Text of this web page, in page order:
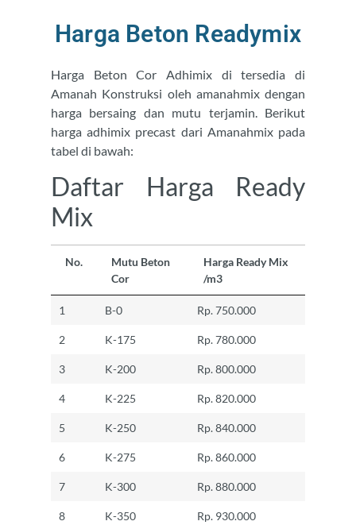
Harga Beton Readymix
Harga Beton Cor Adhimix di tersedia di
Amanah Konstruksi oleh amanahmix dengan
harga bersaing dan mutu terjamin. Berikut
harga adhimix precast dari Amanahmix pada
tabel di bawah:
Daftar Harga Ready
Mix
No.
Mutu Beton
Cor
Harga Ready Mix
/m3
1 B-0 Rp. 750.000
2 K-175 Rp. 780.000
3 K-200 Rp. 800.000
4 K-225 Rp. 820.000
5 K-250 Rp. 840.000
6 K-275 Rp. 860.000
7 K-300 Rp. 880.000
8 K-350 Rp. 930.000